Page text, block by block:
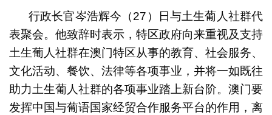
行政长官岑浩辉今（27）日与土生葡人社群代
表聚会。他致辞时表示，特区政府向来重视及支持
土生葡人社群在澳门特区从事的教育、社会服务、
文化活动、餐饮、法律等各项事业，并将一如既往
助力土生葡人社群的各项事业踏上新台阶。澳门要
发挥中国与葡语国家经贸合作服务平台的作用，离